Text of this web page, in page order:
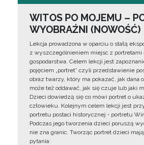
WITOS PO MOJEMU –
WYOBRAŹNI (NOWOŚĆ)
Lekcja prowadzona w oparciu o stałą
z wyszczególnieniem miejsc z portretami
gospodarstwa. Celem lekcji jest
pojęciem „portret” czyli przedstawienie
obraz twarzy, który ma pokazać, jak dana
może też oddawać, jak się czuje lub jaki
Dzieci dowiedzą się co mówi portret o
człowieku. Kolejnym celem lekcji jest
portretu postaci historycznej - portretu
Podczas jego tworzenia dzieci poruszą
nie zna granic. Tworząc portret dzieci
pytania: